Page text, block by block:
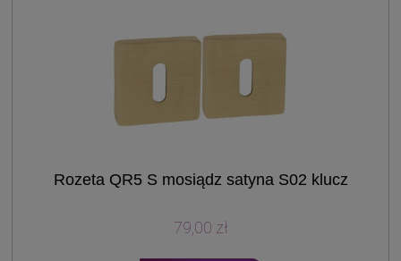
Rozeta QR5 S mosiądz satyna S02 klucz
79,00 zł